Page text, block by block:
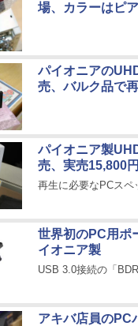
場、カラーはピ
パイオニアの
売、バルク品で
パイオニア製
売、実売15,800円
再生に必要なPCスペ
世界初のPC用ポ
イオニア製
USB 3.0接続の「
アキバ店員のPC